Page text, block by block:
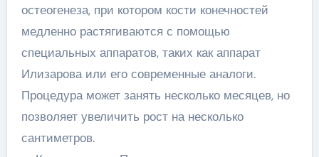
остеогенеза, при котором кости конечностей
медленно растягиваются с помощью
специальных аппаратов, таких как аппарат
Илизарова или его современные аналоги.
Процедура может занять несколько месяцев, но
позволяет увеличить рост на несколько
сантиметров.